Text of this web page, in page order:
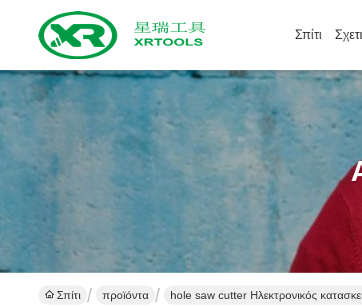
Σπίτι
Σπίτι προϊόντα hole saw cutter Ηλεκτρονικός